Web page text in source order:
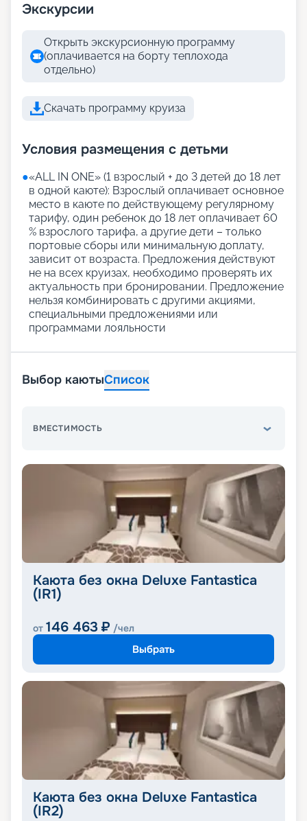
Экскурсии
Открыть экскурсионную программу
(оплачивается на борту теплохода
отдельно)
Скачать программу круиза
Условия размещения с детьми
●«АLL IN ONE» (1 взрослый + до 3 детей до 18 лет
в одной каюте): Взрослый оплачивает основное
место в каюте по действующему регулярному
тарифу, один ребенок до 18 лет оплачивает 60
% взрослого тарифа, а другие дети – только
портовые сборы или минимальную доплату,
зависит от возраста. Предложения действуют
не на всех круизах, необходимо проверять их
актуальность при бронировании. Предложение
нельзя комбинировать с другими акциями,
специальными предложениями или
программами лояльности
Выбор каютыСписок
ВМЕСТИМОСТЬ
Каюта без окна Deluxe Fantastica
(IR1)
от 146 463 ₽ /чел
Выбрать
Каюта без окна Deluxe Fantastica
(IR2)